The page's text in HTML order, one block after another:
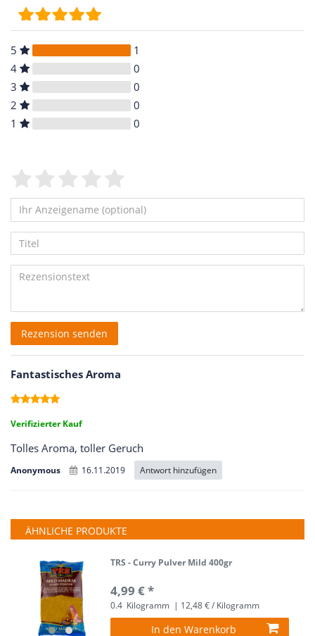
5
1
4
0
3
0
2
0
1
0
Bewertungssterne
von
5
Bewertungssternen
4
von
5
Bewertungssternen
3
von
5
Bewertungssternen
2
von
5
Bewertungssternen
1
von
5
Bewertungssternen
Ihr
Anzeigename
(optional)
Platzhalter
Titel
Rezensionstext
Rezension senden
Fantastisches Aroma
Verifizierter Kauf
Tolles Aroma, toller Geruch
Anonymous 16.11.2019 Antwort hinzufügen
ÄHNLICHE PRODUKTE
TRS - Curry Pulver Mild 400gr
4,99 € *
0.4 Kilogramm | 12,48 € / Kilogramm
In den Warenkorb